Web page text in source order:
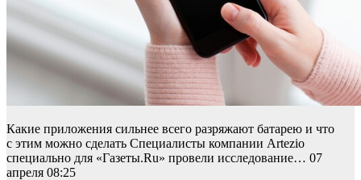
Какие приложения сильнее всего разряжают батарею и что
с этим можно сделать Специалисты компании Artezio
специально для «Газеты.Ru» провели исследование… 07
апреля 08:25